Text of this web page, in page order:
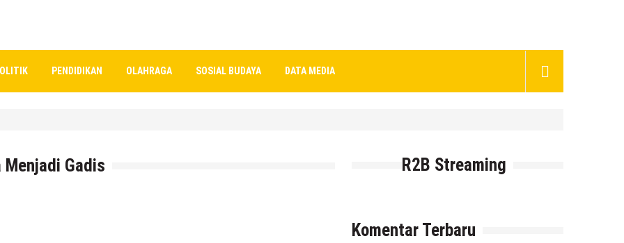
PENDIDIKAN OLAHRAGA SOSIAL BUDAYA DATA MEDIA
Menjadi Gadis R2B Streaming
Komentar Terbaru